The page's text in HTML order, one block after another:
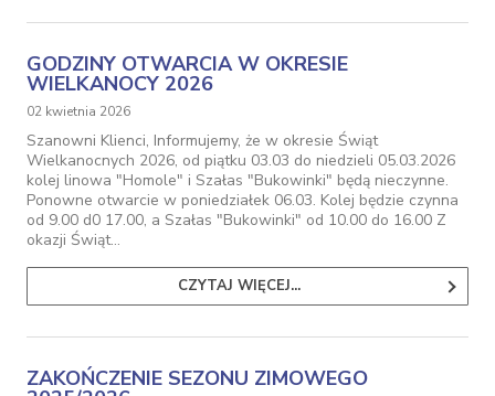
GODZINY OTWARCIA W OKRESIE
WIELKANOCY 2026
02 kwietnia 2026
Szanowni Klienci, Informujemy, że w okresie Świąt
Wielkanocnych 2026, od piątku 03.03 do niedzieli 05.03.2026
kolej linowa "Homole" i Szałas "Bukowinki" będą nieczynne.
Ponowne otwarcie w poniedziałek 06.03. Kolej będzie czynna
od 9.00 d0 17.00, a Szałas "Bukowinki" od 10.00 do 16.00 Z
okazji Świąt…
CZYTAJ WIĘCEJ...
ZAKOŃCZENIE SEZONU ZIMOWEGO